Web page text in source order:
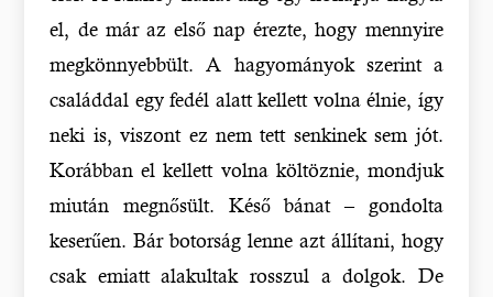
el, de már az első nap érezte, hogy mennyire
megkönnyebbült. A hagyományok szerint a
családdal egy fedél alatt kellett volna élnie, így
neki is, viszont ez nem tett senkinek sem jót.
Korábban el kellett volna költöznie, mondjuk
miután megnősült. Késő bánat – gondolta
keserűen. Bár botorság lenne azt állítani, hogy
csak emiatt alakultak rosszul a dolgok. De